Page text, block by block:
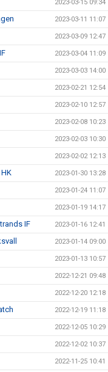
2023-03-15 09:34
2023-03-11 11:07
2023-03-09 12:47
2023-03-04 11:09
2023-03-03 14:00
2023-02-21 12:54
2023-02-10 12:57
2023-02-08 10:23
2023-02-03 10:30
2023-02-02 12:13
2023-01-30 13:28
2023-01-24 11:07
2023-01-19 14:17
IF 2023-01-16 12:41
2023-01-14 09:00
2023-01-13 10:57
2022-12-21 09:48
2022-12-20 12:18
2022-12-19 11:18
2022-12-05 10:29
2022-12-02 10:37
2022-11-25 10:41